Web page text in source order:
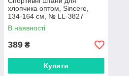
хлопчика оптом, Sincere,
134-164 см, № LL-3827
В наявності
389 ₴
Купити